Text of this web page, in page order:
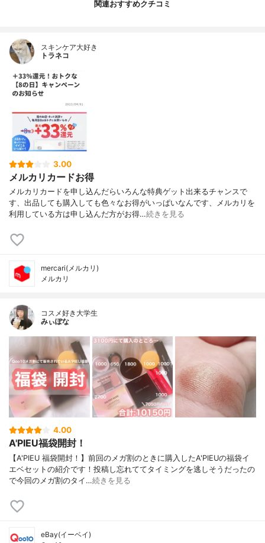
関連おすすめクチコミ
スキンケア大好き
トラネコ
3.00
メルカリカードお得
メルカリカードを申し込んだらいろんな特典ゲット出来るチャンスで
す、出品しても購入しても色々なお得がいっぱいなんです、メルカリを
利用している方は申し込んだ方がお得…続きを見る
mercari(メルカリ)
メルカリ
コスメ好き大学生
みぃぽな
4.00
A'PIEU福袋開封！
【A'PIEU 福袋開封！】前回のメガ割のときに購入したA'PIEUの福袋イ
エベセットの紹介です！投稿し忘れててタイミングを逃しそうだったの
で今回のメガ割のタイ…続きを見る
eBay(イーベイ)